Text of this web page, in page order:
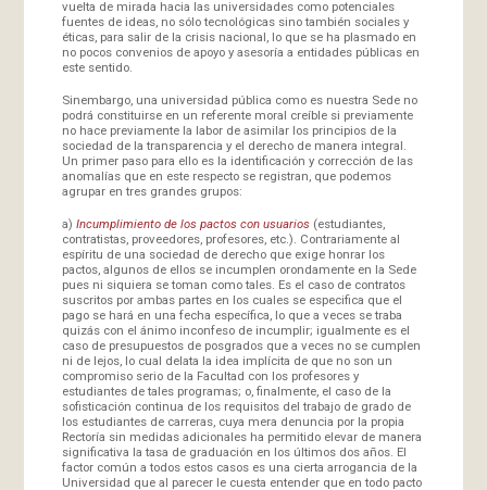
vuelta de mirada hacia las universidades como potenciales
fuentes de ideas, no sólo tecnológicas sino también sociales y
éticas, para salir de la crisis nacional, lo que se ha plasmado en
no pocos convenios de apoyo y asesoría a entidades públicas en
este sentido.
Sinembargo, una universidad pública como es nuestra Sede no
podrá constituirse en un referente moral creíble si previamente
no hace previamente la labor de asimilar los principios de la
sociedad de la transparencia y el derecho de manera integral.
Un primer paso para ello es la identificación y corrección de las
anomalías que en este respecto se registran, que podemos
agrupar en tres grandes grupos:
a) Incumplimiento de los pactos con usuarios (estudiantes,
contratistas, proveedores, profesores, etc.). Contrariamente al
espíritu de una sociedad de derecho que exige honrar los
pactos, algunos de ellos se incumplen orondamente en la Sede
pues ni siquiera se toman como tales. Es el caso de contratos
suscritos por ambas partes en los cuales se especifica que el
pago se hará en una fecha específica, lo que a veces se traba
quizás con el ánimo inconfeso de incumplir; igualmente es el
caso de presupuestos de posgrados que a veces no se cumplen
ni de lejos, lo cual delata la idea implícita de que no son un
compromiso serio de la Facultad con los profesores y
estudiantes de tales programas; o, finalmente, el caso de la
sofisticación continua de los requisitos del trabajo de grado de
los estudiantes de carreras, cuya mera denuncia por la propia
Rectoría sin medidas adicionales ha permitido elevar de manera
significativa la tasa de graduación en los últimos dos años. El
factor común a todos estos casos es una cierta arrogancia de la
Universidad que al parecer le cuesta entender que en todo pacto